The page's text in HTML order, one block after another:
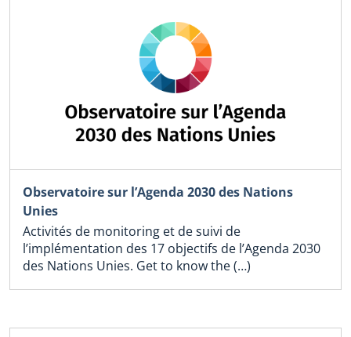
Observatoire sur l’Agenda 2030 des Nations
Unies
Activités de monitoring et de suivi de
l’implémentation des 17 objectifs de l’Agenda 2030
des Nations Unies. Get to know the (…)